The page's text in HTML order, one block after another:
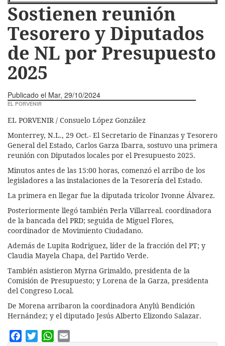
Sostienen reunión
Tesorero y Diputados
de NL por Presupuesto
2025
Publicado el Mar, 29/10/2024
EL PORVENIR
EL PORVENIR / Consuelo López González
Monterrey, N.L., 29 Oct.- El Secretario de Finanzas y Tesorero
General del Estado, Carlos Garza Ibarra, sostuvo una primera
reunión con Diputados locales por el Presupuesto 2025.
Minutos antes de las 15:00 horas, comenzó el arribo de los
legisladores a las instalaciones de la Tesorería del Estado.
La primera en llegar fue la diputada tricolor Ivonne Álvarez.
Posteriormente llegó también Perla Villarreal. coordinadora
de la bancada del PRD; seguida de Miguel Flores,
coordinador de Movimiento Ciudadano.
Además de Lupita Rodriguez, líder de la fracción del PT; y
Claudia Mayela Chapa, del Partido Verde.
También asistieron Myrna Grimaldo, presidenta de la
Comisión de Presupuesto; y Lorena de la Garza, presidenta
del Congreso Local.
De Morena arribaron la coordinadora Anylú Bendición
Hernández; y el diputado Jesús Alberto Elizondo Salazar.
Facebook
TwitterWhatsApp